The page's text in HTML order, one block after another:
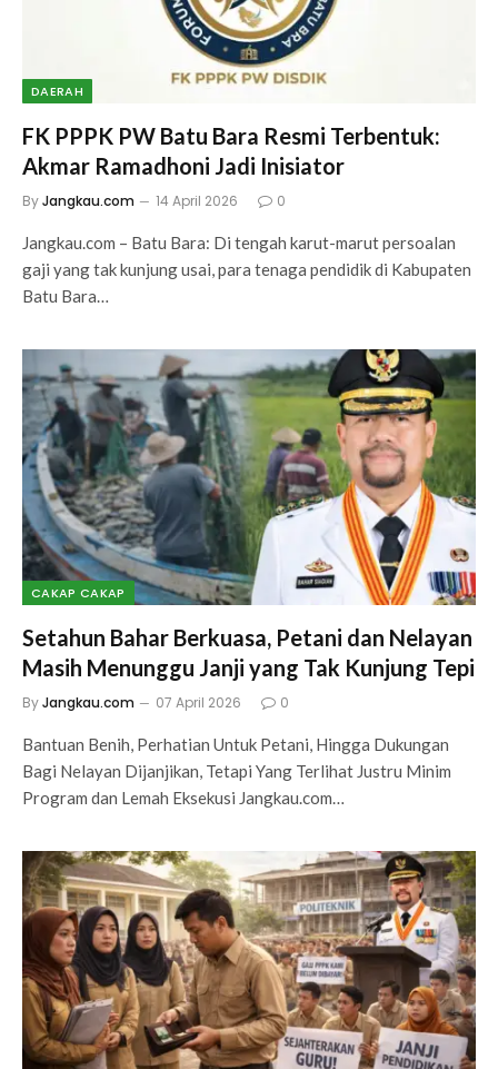
DAERAH
FK PPPK PW Batu Bara Resmi Terbentuk:
Akmar Ramadhoni Jadi Inisiator
ByJangkau.com 14 April 2026 0
Jangkau.com – Batu Bara: Di tengah karut-marut persoalan
gaji yang tak kunjung usai, para tenaga pendidik di Kabupaten
Batu Bara…
CAKAP CAKAP
Setahun Bahar Berkuasa, Petani dan Nelayan
Masih Menunggu Janji yang Tak Kunjung Tepi
ByJangkau.com 07 April 2026 0
Bantuan Benih, Perhatian Untuk Petani, Hingga Dukungan
Bagi Nelayan Dijanjikan, Tetapi Yang Terlihat Justru Minim
Program dan Lemah Eksekusi Jangkau.com…